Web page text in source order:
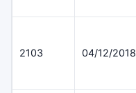
2103 04/12/2018